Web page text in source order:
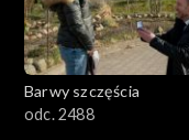
1001–1100
901–1000
Barwy szczęścia
odc. 2488